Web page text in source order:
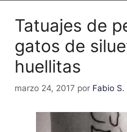
Tatuajes de
gatos de
huellitas
marzo 24, 2017 por Fabio S.